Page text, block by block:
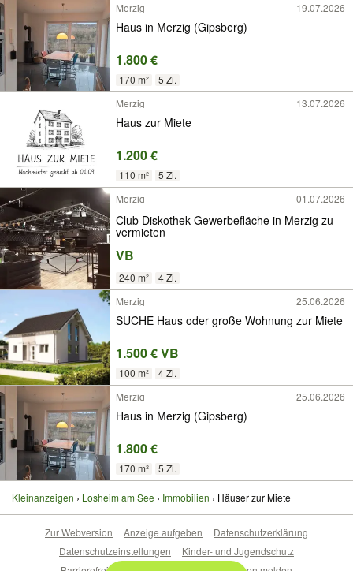
Merzig
19.07.2026
Haus in Merzig (Gipsberg)
1.800 €
170 m²
5 Zi.
Merzig
13.07.2026
Haus zur Miete
1.200 €
110 m²
5 Zi.
Merzig
01.07.2026
Club Diskothek Gewerbefläche in Merzig zu
vermieten
VB
240 m²
4 Zi.
Merzig
25.06.2026
SUCHE Haus oder große Wohnung zur Miete
1.500 € VB
100 m²
4 Zi.
Merzig
25.06.2026
Haus in Merzig (Gipsberg)
1.800 €
170 m² 5 Zi.
Kleinanzeigen Losheim am See Immobilien Häuser zur Miete
Zur Webversion Anzeige aufgeben
Datenschutzerklärung
Datenschutzeinstellungen
Kinder- und Jugendschutz